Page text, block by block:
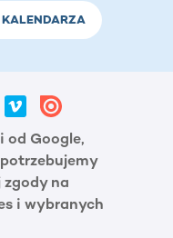
od Google,
zgody na
i wybranych